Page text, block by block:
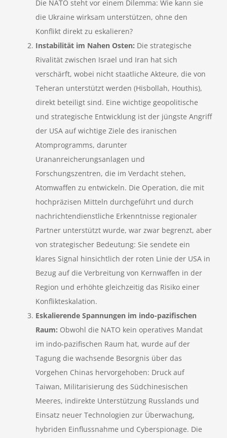
Die NATO steht vor einem Dilemma: Wie kann sie
die Ukraine wirksam unterstützen, ohne den
Konflikt direkt zu eskalieren?
Instabilität im Nahen Osten: Die strategische
Rivalität zwischen Israel und Iran hat sich
verschärft, wobei nicht staatliche Akteure, die von
Teheran unterstützt werden (Hisbollah, Houthis),
direkt beteiligt sind. Eine wichtige geopolitische
und strategische Entwicklung ist der jüngste Angriff
der USA auf wichtige Ziele des iranischen
Atomprogramms, darunter
Urananreicherungsanlagen und
Forschungszentren, die im Verdacht stehen,
Atomwaffen zu entwickeln. Die Operation, die mit
hochpräzisen Mitteln durchgeführt und durch
nachrichtendienstliche Erkenntnisse regionaler
Partner unterstützt wurde, war zwar begrenzt, aber
von strategischer Bedeutung: Sie sendete ein
klares Signal hinsichtlich der roten Linie der USA in
Bezug auf die Verbreitung von Kernwaffen in der
Region und erhöhte gleichzeitig das Risiko einer
Konflikteskalation.
Eskalierende Spannungen im indo-pazifischen
Raum: Obwohl die NATO kein operatives Mandat
im indo-pazifischen Raum hat, wurde auf der
Tagung die wachsende Besorgnis über das
Vorgehen Chinas hervorgehoben: Druck auf
Taiwan, Militarisierung des Südchinesischen
Meeres, indirekte Unterstützung Russlands und
Einsatz neuer Technologien zur Überwachung,
hybriden Einflussnahme und Cyberspionage. Die